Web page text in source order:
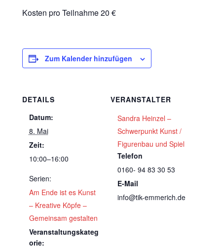
Kosten pro Teilnahme 20 €
Zum Kalender hinzufügen
DETAILS
Datum:
8. Mai
Zeit:
10:00–16:00
Serien:
Am Ende ist es Kunst
– Kreative Köpfe –
Gemeinsam gestalten
Veranstaltungskateg
orie:
VERANSTALTER
Sandra Heinzel –
Schwerpunkt Kunst /
Figurenbau und Spiel
Telefon
0160- 94 83 30 53
E-Mail
info@tik-emmerich.de